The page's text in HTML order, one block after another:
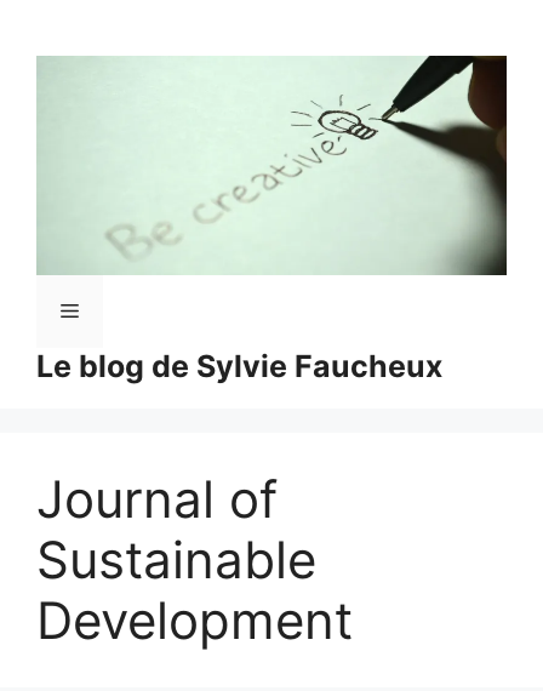
Le blog de Sylvie Faucheux
Menu
Journal of
Sustainable
Development